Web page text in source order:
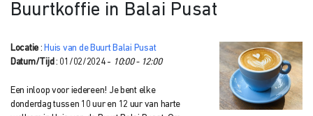
Buurtkoffie in Balai Pusat
Locatie : Huis van de Buurt Balai Pusat
Datum/Tijd : 01/02/2024 - 10:00 - 12:00
Een inloop voor iedereen! Je bent elke
donderdag tussen 10 uur en 12 uur van harte